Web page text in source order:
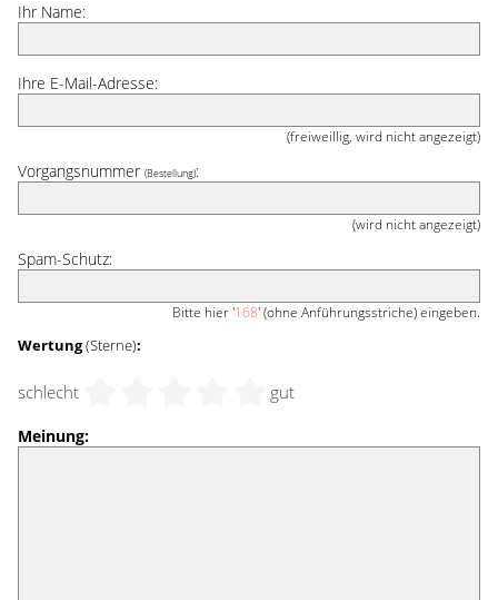
Ihr Name:
Ihre E-Mail-Adresse:
(freiweillig, wird nicht angezeigt)
Vorgangsnummer (Bestellung):
(wird nicht angezeigt)
Spam-Schutz:
Bitte hier '168' (ohne Anführungsstriche) eingeben.
Wertung(Sterne):
schlecht gut
Meinung: